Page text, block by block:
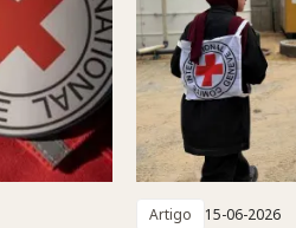
Artigo 15-06-2026